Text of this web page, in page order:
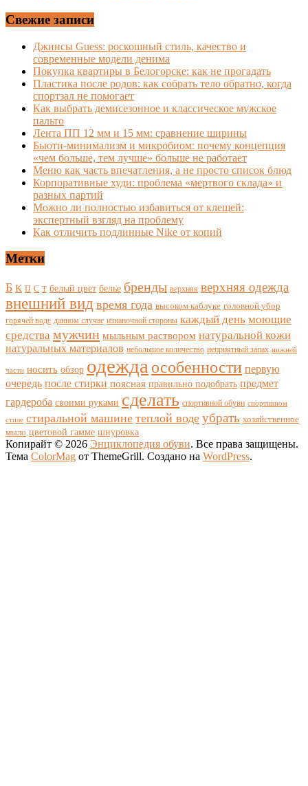
Свежие записи
Джинсы Guess: роскошный стиль, качество и
современные модели денима
Покупка квартиры в Белогорске: как не прогадать
Пластика после родов: как собрать тело обратно, когда
спортзал не помогает
Как выбрать демисезонное и классическое мужское
пальто
Лента ПП 12 мм и 15 мм: сравнение ширины
Бьюти-минимализм и микробиом: почему концепция
«чем больше, тем лучше» больше не работает
Меню как часть впечатления, а не просто список блюд
Корпоративные худи: проблема «мертвого склада» и
разных партий
Можно ли полностью избавиться от клещей:
экспертный взгляд на проблему
Как отличить подлинные Nike от копий
Метки
Б К П С Т белый цвет белье бренды верхняя верхняя одежда
внешний вид время года высоком каблуке головной убор
горячей воде данном случае изнаночной стороны каждый день моющие
средства мужчин мыльным раствором натуральной кожи
натуральных материалов небольшое количество неприятный запах нижней
части носить обзор одежда особенности первую
очередь после стирки поясная правильно подобрать предмет
гардероба своими руками сделать спортивной обуви спортивном
стиле стиральной машине теплой воде убрать хозяйственное
мыло цветовой гамме шнуровка
Копирайт © 2026 Энциклопедия обуви. Все права защищены.
Тема ColorMag от ThemeGrill. Создано на WordPress.